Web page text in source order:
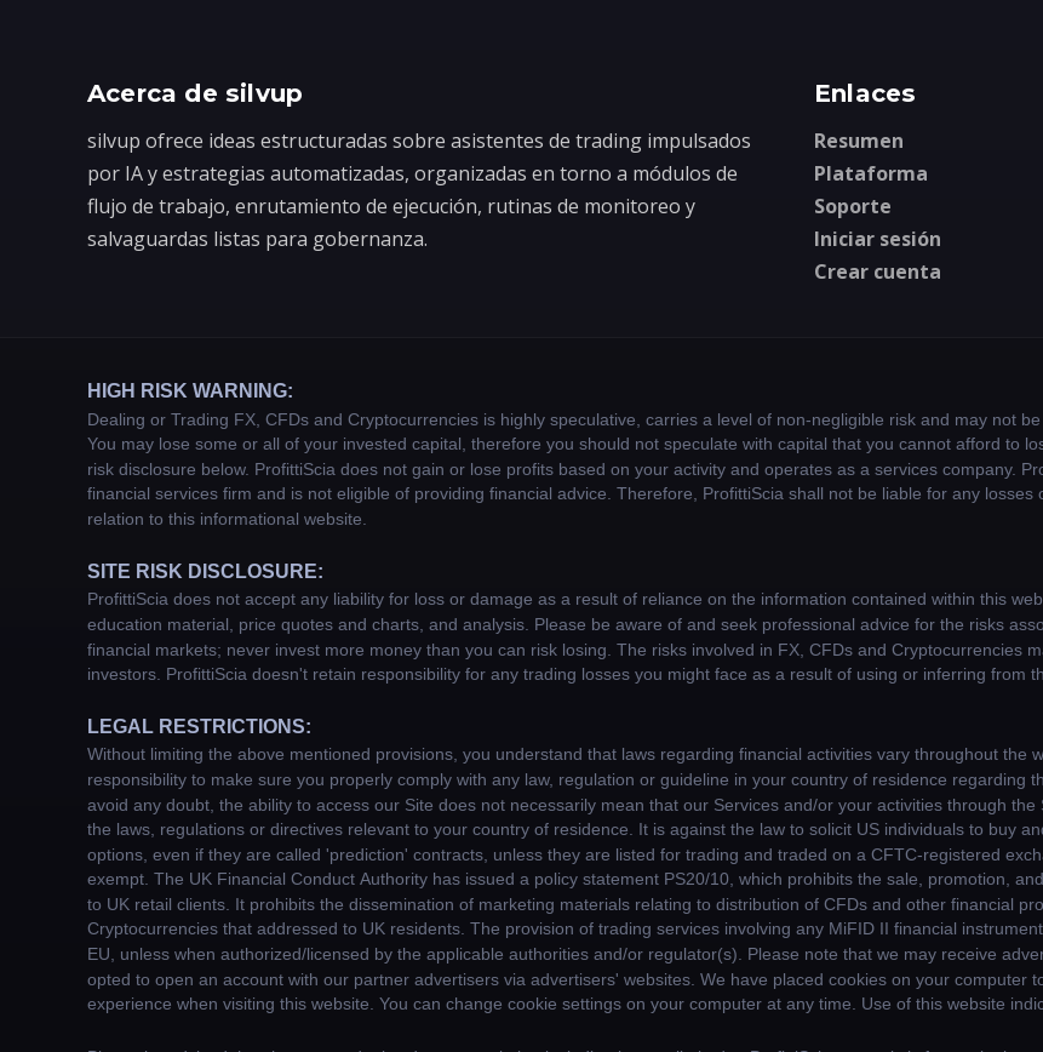
Acerca de silvup
silvup ofrece ideas estructuradas sobre asistentes de trading impulsados
por IA y estrategias automatizadas, organizadas en torno a módulos de
flujo de trabajo, enrutamiento de ejecución, rutinas de monitoreo y
salvaguardas listas para gobernanza.
Enlaces
Resumen
Plataforma
Soporte
Iniciar sesión
Crear cuenta